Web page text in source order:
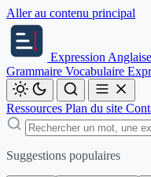
Aller au contenu principal
Expression Anglaise
Grammaire Vocabulaire
Ressources Plan du site
Suggestions populaires